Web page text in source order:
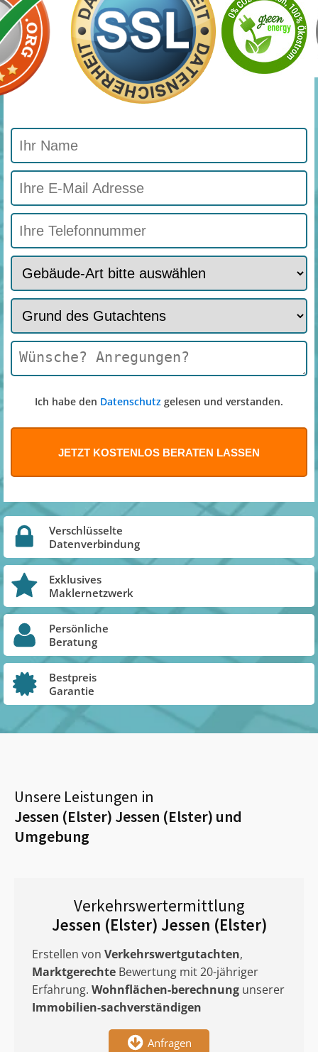
Ich habe den Datenschutz gelesen und verstanden.
Verschlüsselte
Datenverbindung
Exklusives
Maklernetzwerk
Persönliche
Beratung
Bestpreis
Garantie
Unsere Leistungen in
Jessen (Elster) Jessen (Elster) und
Umgebung
Verkehrswertermittlung
Jessen (Elster) Jessen (Elster)
Erstellen von Verkehrswertgutachten,
Marktgerechte Bewertung mit 20-jähriger
Erfahrung. Wohnflächen-berechnung unserer
Immobilien-sachverständigen
Anfragen